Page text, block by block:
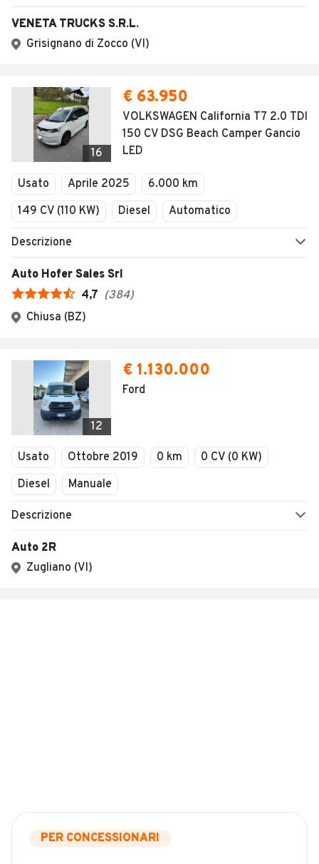
VENETA TRUCKS S.R.L.
Grisignano di Zocco (VI)
16
€ 63.950
VOLKSWAGEN California T7 2.0 TDI
150 CV DSG Beach Camper Gancio
LED
Usato Aprile 2025
6.000 km
149 CV (110 KW)
Diesel Automatico
Descrizione
Auto Hofer Sales Srl
4,7 (384)
Chiusa (BZ)
12
€ 1.130.000
Ford
Usato Ottobre 2019 0 km
0 CV (0 KW)
Diesel
Manuale
Descrizione
Auto 2R
Zugliano (VI)
PER CONCESSIONARI